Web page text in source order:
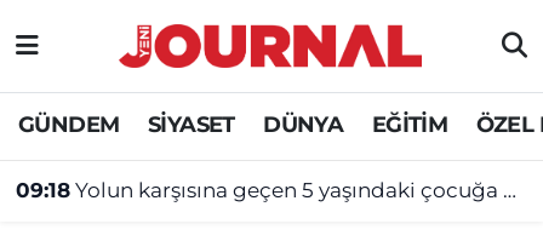
GÜNDEM SİYASET DÜNYA EĞİTİM ÖZEL
09:18 Yolun karşısına geçen 5 yaşındaki çocuğa motosiklet çarptı
GÜNDEM
SİYASET
Nöbetçi Eczaneler
Hava Durumu